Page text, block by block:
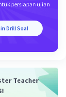
persiapan ujian
Drill Soal
Teacher